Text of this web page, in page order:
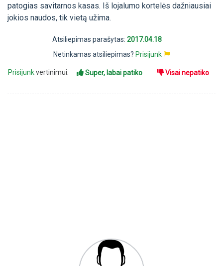
patogias savitarnos kasas. Iš lojalumo kortelės dažniausiai
jokios naudos, tik vietą užima.
Atsiliepimas parašytas: 2017.04.18
Netinkamas atsiliepimas? Prisijunk
Prisijunkvertinimui: Super, labai patiko Visai nepatiko